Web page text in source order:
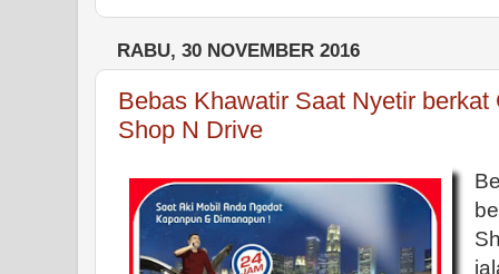
RABU, 30 NOVEMBER 2016
Bebas Khawatir Saat Nyetir
Shop N Drive